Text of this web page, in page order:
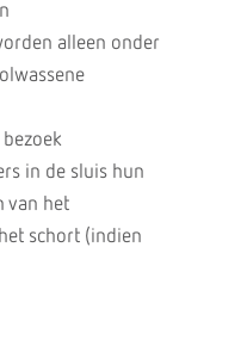
alleen onder
in de sluis hun
van het
schort (indien